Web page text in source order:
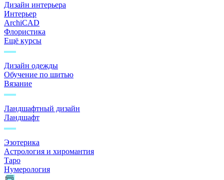
Дизайн интерьера
Интерьер
ArchiCAD
Флористика
Ещё курсы
Дизайн одежды
Обучение по шитью
Вязание
Ландшафтный дизайн
Ландшафт
Эзотерика
Астрология и хиромантия
Таро
Нумерология